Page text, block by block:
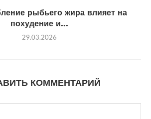
рыбьего жира влияет на
похудение и...
29.03.2026
КОММЕНТАРИЙ